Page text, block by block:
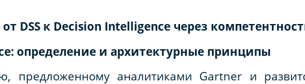
DSS к Decision Intelligence через
определение и архитектурные принципы
предложенному аналитиками Gartner и